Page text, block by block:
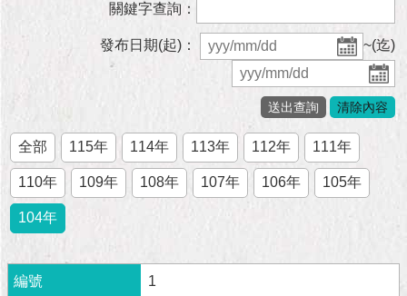
市
團
隊
市
政
公
關鍵字查詢：
發布日期(起)： ~(迄)
全部 115年 114年 113年 112年 111年
110年 109年 108年 107年 106年 105年
104年
1